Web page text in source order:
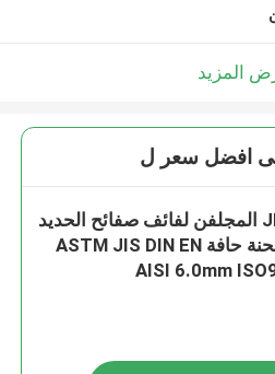
المزيد
افضل سعر ل
JIS Gi المجلفن لفائف صفائح الحديد
المطحنة حافة ASTM JIS DIN EN
AISI 6.0mm